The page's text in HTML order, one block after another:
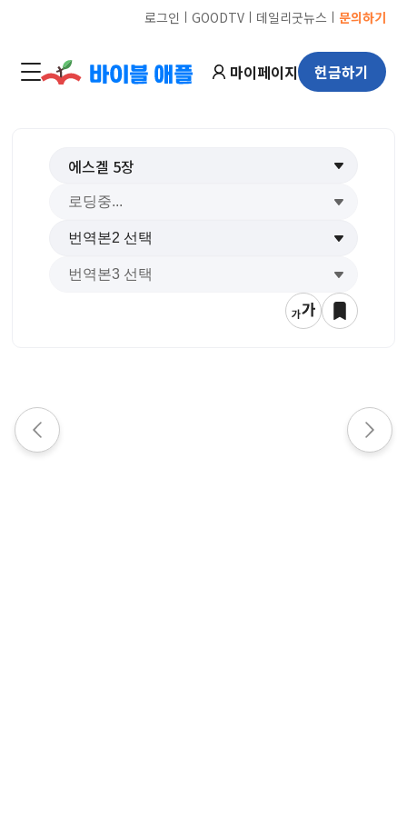
로그인 ㅣ GOODTVㅣ 데일리굿뉴스 ㅣ 문의하기
마이페이지 헌금하기
에스겔 5장